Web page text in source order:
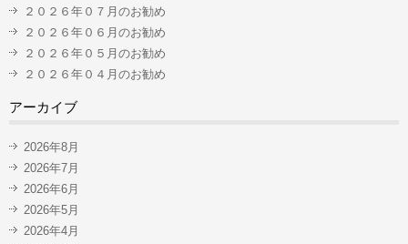
２０２６年０７月のお勧め
２０２６年０６月のお勧め
２０２６年０５月のお勧め
２０２６年０４月のお勧め
アーカイブ
2026年8月
2026年7月
2026年6月
2026年5月
2026年4月